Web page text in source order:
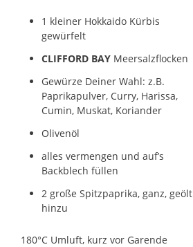
1 kleiner Hokkaido Kürbis
gewürfelt
CLIFFORD BAY Meersalzflocken
Gewürze Deiner Wahl: z.B.
Paprikapulver, Curry, Harissa,
Cumin, Muskat, Koriander
Olivenöl
alles vermengen und auf’s
Backblech füllen
2 große Spitzpaprika, ganz, geölt
hinzu
180°C Umluft, kurz vor Garende